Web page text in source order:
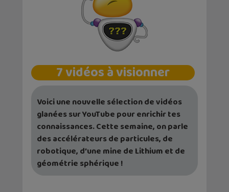
7 vidéos à visionner
Voici une nouvelle sélection de vidéos
glanées sur YouTube pour enrichir tes
connaissances. Cette semaine, on parle
des accélérateurs de particules, de
robotique, d’une mine de Lithium et de
géométrie sphérique !